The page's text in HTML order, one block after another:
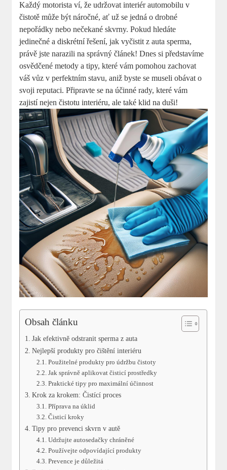
Každý motorista ví, že udržovat interiér automobilu v
čistotě může být náročné, ať už se jedná o drobné
nepořádky nebo nečekané skvrny. Pokud hledáte
jedinečné a diskrétní řešení, jak vyčistit z auta sperma,
právě jste narazili na správný článek! Dnes si představíme
osvědčené metody a tipy, které vám pomohou zachovat
váš vůz v perfektním stavu, aniž byste se museli obávat o
svoji reputaci. Připravte se na účinné rady, které vám
zajistí nejen čistotu interiéru, ale také klid na duši!
Obsah článku
Jak efektivně odstranit sperma z auta
Nejlepší produkty pro čištění interiéru
Použitelné produkty pro údržbu čistoty
Jak správně aplikovat čisticí prostředky
Praktické tipy pro maximální účinnost
Krok za krokem: Čistící proces
Příprava na úklid
Čisticí kroky
Tipy pro prevenci skvrn v autě
Udržujte autosedačky chráněné
Používejte odpovídající produkty
Prevence je důležitá